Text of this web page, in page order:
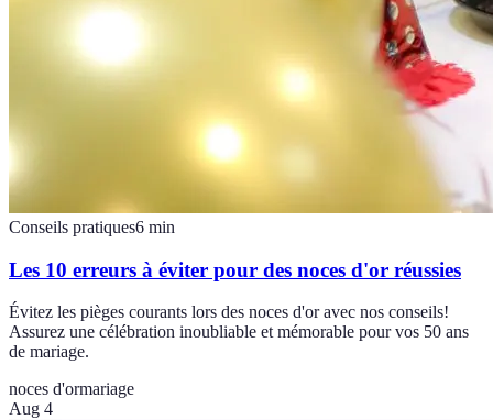
Conseils pratiques6 min
Les 10 erreurs à éviter pour des noces d'or réussies
Évitez les pièges courants lors des noces d'or avec nos conseils!
Assurez une célébration inoubliable et mémorable pour vos 50 ans
de mariage.
noces d'ormariage
Aug 4